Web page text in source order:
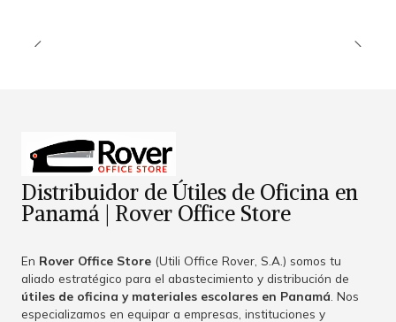
Distribuidor de Útiles de Oficina en
Panamá | Rover Office Store
En Rover Office Store (Utili Office Rover, S.A.) somos tu
aliado estratégico para el abastecimiento y distribución de
útiles de oficina y materiales escolares en Panamá . Nos
especializamos en equipar a empresas, instituciones y